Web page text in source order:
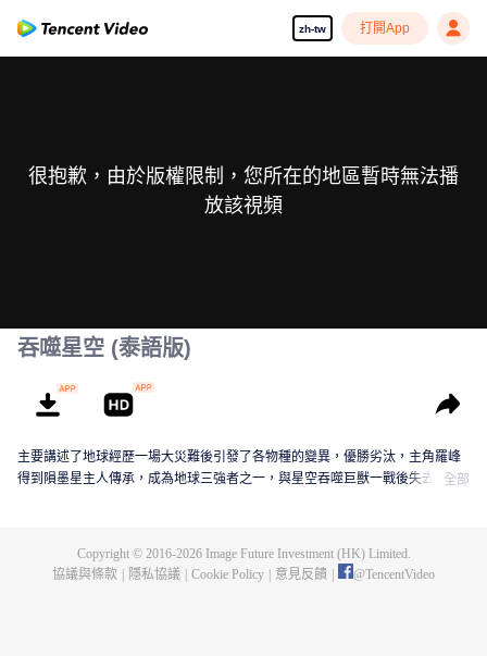
zh-tw 打開App
很抱歉，由於版權限制，您所在的地區暫時無法播
放該視頻
吞噬星空 (泰語版)
主要講述了地球經歷一場大災難後引發了各物種的變異，優勝劣汰，主角羅峰
得到隕墨星主人傳承，成為地球三強者之一，與星空吞噬巨獸一戰後失去肉全部
Copyright © 2016-2026Image Future Investment (HK) Limited.
協議與條款
隱私協議 Cookie Policy 意見反饋 @TencentVideo